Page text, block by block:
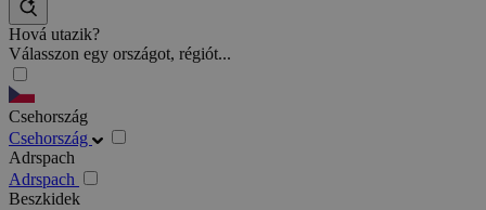
Hová utazik?
Válasszon egy országot, régiót...
Csehország
Csehország
Adrspach
Adrspach
Beszkidek